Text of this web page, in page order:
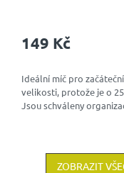
149 Kč
Ideální míč pro
velikosti, protože je o
Jsou schváleny
ZOBRAZIT